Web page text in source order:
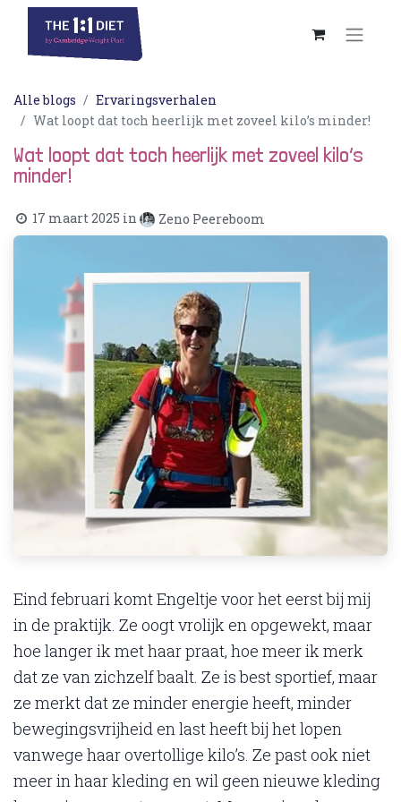
Alle blogs
Ervaringsverhalen
Wat loopt dat toch heerlijk met zoveel kilo’s minder!
Wat loopt dat toch heerlijk met zoveel kilo’s
minder!
17 maart 2025 in Zeno Peereboom
Eind februari komt Engeltje voor het eerst bij mij
in de praktijk. Ze oogt vrolijk en opgewekt, maar
hoe langer ik met haar praat, hoe meer ik merk
dat ze van zichzelf baalt. Ze is best sportief, maar
ze merkt dat ze minder energie heeft, minder
bewegingsvrijheid en last heeft bij het lopen
vanwege haar overtollige kilo’s. Ze past ook niet
meer in haar kleding en wil geen nieuwe kleding